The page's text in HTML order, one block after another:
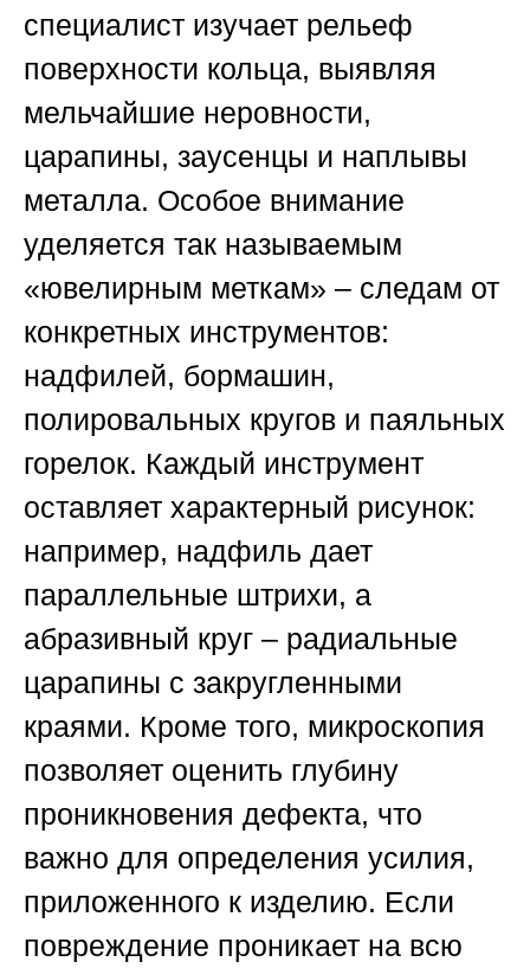
специалист изучает рельеф
поверхности кольца, выявляя
мельчайшие неровности,
царапины, заусенцы и наплывы
металла. Особое внимание
уделяется так называемым
«ювелирным меткам» – следам от
конкретных инструментов:
надфилей, бормашин,
полировальных кругов и паяльных
горелок. Каждый инструмент
оставляет характерный рисунок:
например, надфиль дает
параллельные штрихи, а
абразивный круг – радиальные
царапины с закругленными
краями. Кроме того, микроскопия
позволяет оценить глубину
проникновения дефекта, что
важно для определения усилия,
приложенного к изделию. Если
повреждение проникает на всю